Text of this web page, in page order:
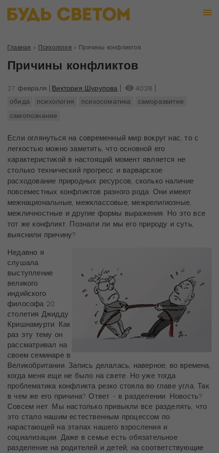
Главная » Психология » Причины конфликтов
Причины конфликтов
27 февраля Виктория Шурупова
4028
обида
психология психосоматика
саморазвитие
самопознание
Если оглянуться на современный мир вокруг нас, то с
легкостью можно заметить, что основной его
характеристикой в настоящий момент является не
столько технический прогресс и варварское
расходование природных ресурсов, сколько наличие
повсеместных конфликтов разного рода. Они имеют
межнациональные, межклассовые, межрелигиозные,
межличностные и другие формы выражения. Но это все
тот же конфликт. Познали ли мы его природу и суть,
выяснили причину?
Недавно я
слушала
выступление
великого
индийского
философа 20
столетия Джидду
Кришнамурти. Как
раз эту тему он
рассматривал на
своем семинаре в
Великобритании. Запись делалась, наверное, во времена,
когда меня еще не было на свете. Но уже тогда
проблематика конфликта резко стояла во главе угла. Так
в чем же его причина? Ответ - в разделении. Новость?
Совсем нет. Мы настолько привыкли все разделять, что
это стало нашим естественным процессом по
нарастающей на этапах нашего взросления и
социализации. Даже в семье есть обязательное
разделение на родителей и детей, на соответствующие